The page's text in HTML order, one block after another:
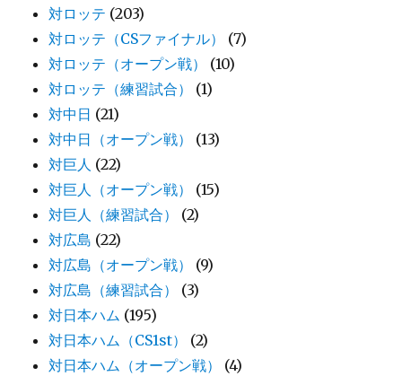
対ロッテ (203)
対ロッテ（CSファイナル）
(7)
対ロッテ（オープン戦）
(10)
対ロッテ（練習試合）
(1)
対中日 (21)
対中日（オープン戦）
(13)
対巨人 (22)
対巨人（オープン戦）
(15)
対巨人（練習試合）
(2)
対広島 (22)
対広島（オープン戦）
(9)
対広島（練習試合）
(3)
対日本ハム (195)
対日本ハム（CS1st）
(2)
対日本ハム（オープン戦）
(4)